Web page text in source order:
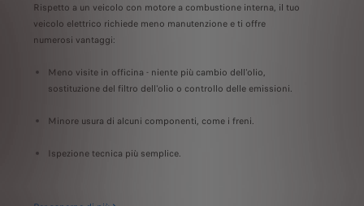
Rispetto a un veicolo con motore a combustione interna, il tuo
veicolo elettrico richiede meno manutenzione e ti offre
numerosi vantaggi:
Meno visite in officina - niente più cambio dell'olio,
sostituzione del filtro dell'olio o controllo delle emissioni.
Minore usura di alcuni componenti, come i freni.
Ispezione tecnica più semplice.